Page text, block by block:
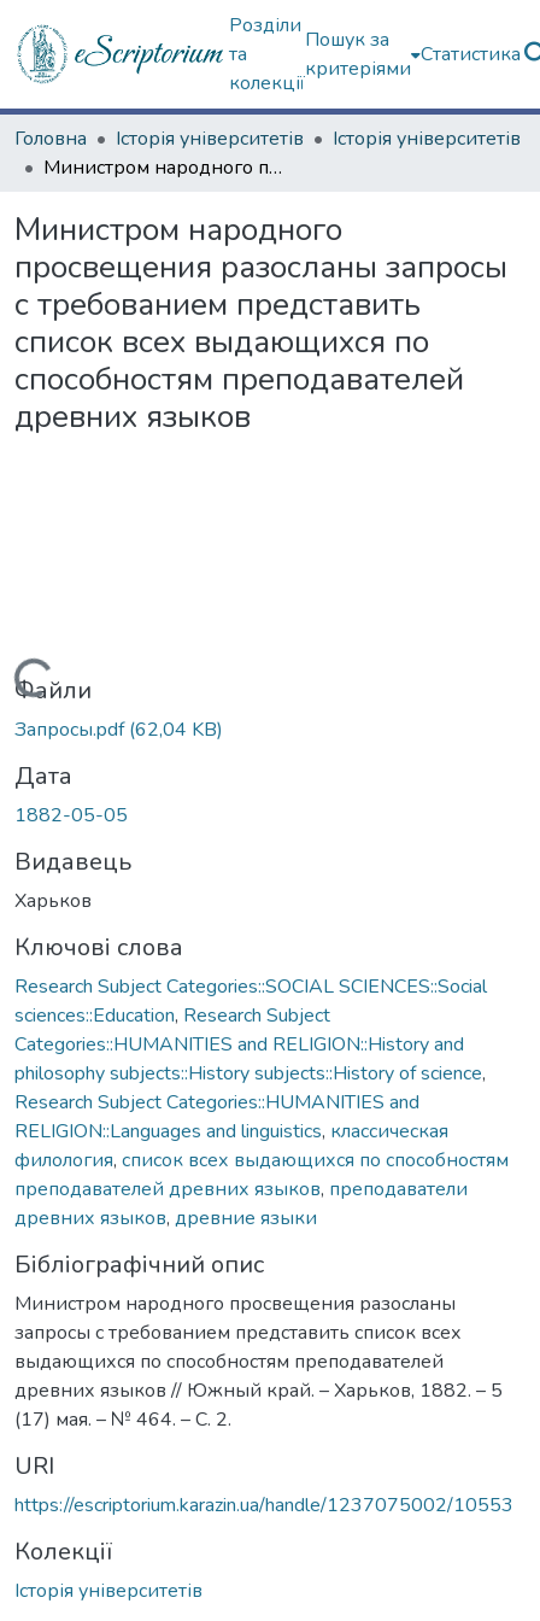
Розділи
та
колекції
Пошук за
критеріями
Статистика
Головна Історія університетів
Історія університетів
Министром народного просвещения разосланы запросы с требованием представить список всех выдающихся по способностям преподавателей древних языков
Министром народного
просвещения разосланы запросы
с требованием представить
список всех выдающихся по
способностям преподавателей
древних языков
Вантажиться...
Файли
Запросы.pdf(62,04 KB)
Дата
1882-05-05
Видавець
Харьков
Ключові слова
Research Subject Categories::SOCIAL SCIENCES::Social
sciences::Education, Research Subject
Categories::HUMANITIES and RELIGION::History and
philosophy subjects::History subjects::History of science,
Research Subject Categories::HUMANITIES and
RELIGION::Languages and linguistics, классическая
филология, список всех выдающихся по способностям
преподавателей древних языков, преподаватели
древних языков, древние языки
Бібліографічний опис
Министром народного просвещения разосланы
запросы с требованием представить список всех
выдающихся по способностям преподавателей
древних языков // Южный край. – Харьков, 1882. – 5
(17) мая. – № 464. – С. 2.
URI
https://escriptorium.karazin.ua/handle/1237075002/10553
Колекції
Історія університетів